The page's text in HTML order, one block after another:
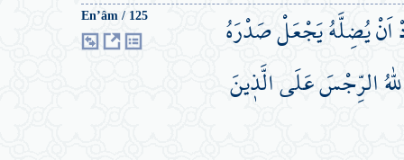
En’âm / 125
اَنْ يُضِلَّهُ يَجْعَلْ صَدْرَهُ
الرِّجْسَ عَلَى الَّذ۪ينَ